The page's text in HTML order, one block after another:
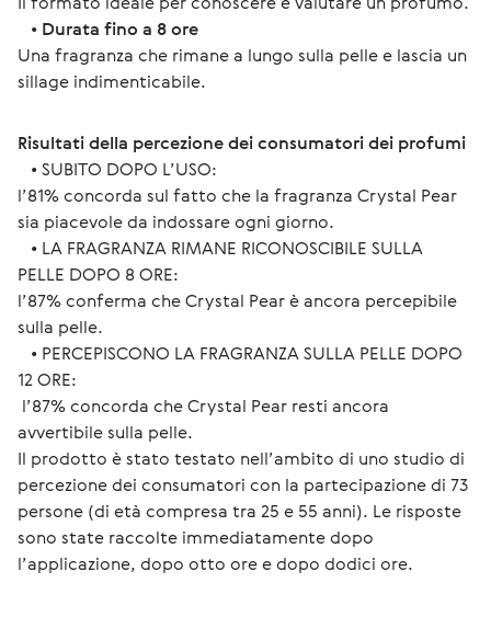
• Durata fino a 8 ore
Una fragranza che rimane a lungo sulla pelle e lascia un
sillage indimenticabile.
Risultati della percezione dei consumatori dei profumi
• SUBITO DOPO L’USO:
l’81% concorda sul fatto che la fragranza Crystal Pear
sia piacevole da indossare ogni giorno.
• LA FRAGRANZA RIMANE RICONOSCIBILE SULLA
PELLE DOPO 8 ORE:
l’87% conferma che Crystal Pear è ancora percepibile
sulla pelle.
• PERCEPISCONO LA FRAGRANZA SULLA PELLE DOPO
12 ORE:
avvertibile sulla pelle.
Il prodotto è stato testato nell’ambito di uno studio di
percezione dei consumatori con la partecipazione di 73
persone (di età compresa tra 25 e 55 anni). Le risposte
sono state raccolte immediatamente dopo
l’applicazione, dopo otto ore e dopo dodici ore.